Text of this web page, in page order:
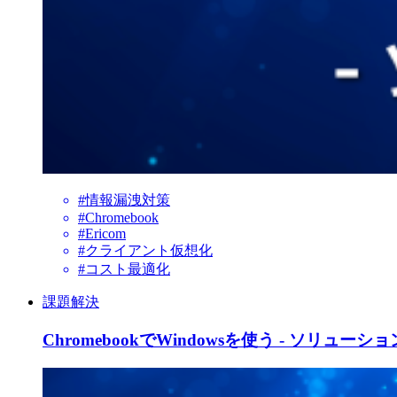
#情報漏洩対策
#Chromebook
#Ericom
#クライアント仮想化
#コスト最適化
課題解決
ChromebookでWindowsを使う - ソリューショ